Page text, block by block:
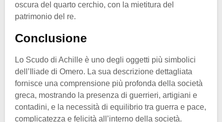
oscura del quarto cerchio, con la mietitura del
patrimonio del re.
Conclusione
Lo Scudo di Achille è uno degli oggetti più simbolici
dell’Iliade di Omero. La sua descrizione dettagliata
fornisce una comprensione più profonda della società
greca, mostrando la presenza di guerrieri, artigiani e
contadini, e la necessità di equilibrio tra guerra e pace,
complicatezza e felicità all’interno della società.